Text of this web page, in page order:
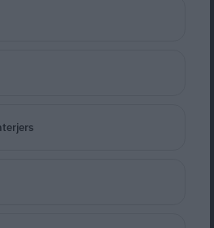
glābt pasauli!»
«Odisejas»